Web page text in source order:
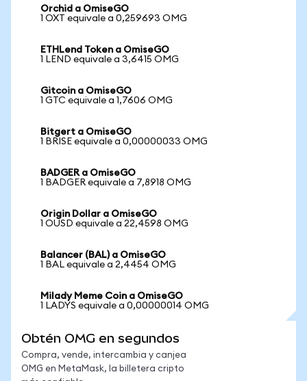
Orchid a OmiseGO
1 OXT equivale a 0,259693 OMG
ETHLend Token a OmiseGO
1 LEND equivale a 3,6415 OMG
Gitcoin a OmiseGO
1 GTC equivale a 1,7606 OMG
Bitgert a OmiseGO
1 BRISE equivale a 0,00000033 OMG
BADGER a OmiseGO
1 BADGER equivale a 7,8918 OMG
Origin Dollar a OmiseGO
1 OUSD equivale a 22,4598 OMG
Balancer (BAL) a OmiseGO
1 BAL equivale a 2,4454 OMG
Milady Meme Coin a OmiseGO
1 LADYS equivale a 0,00000014 OMG
Obtén OMG en segundos
Compra, vende, intercambia y canjea
OMG en MetaMask, la billetera cripto